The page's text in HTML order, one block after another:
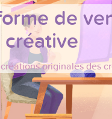
de
créative
originales des